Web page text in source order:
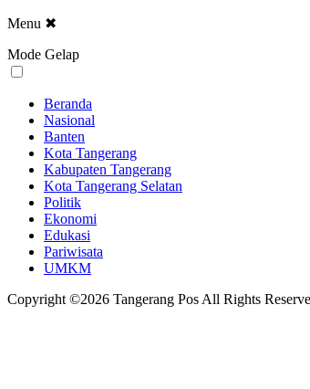
Menu ✖
Mode Gelap
Beranda
Nasional
Banten
Kota Tangerang
Kabupaten Tangerang
Kota Tangerang Selatan
Politik
Ekonomi
Edukasi
Pariwisata
UMKM
Copyright ©2026 Tangerang Pos All Rights